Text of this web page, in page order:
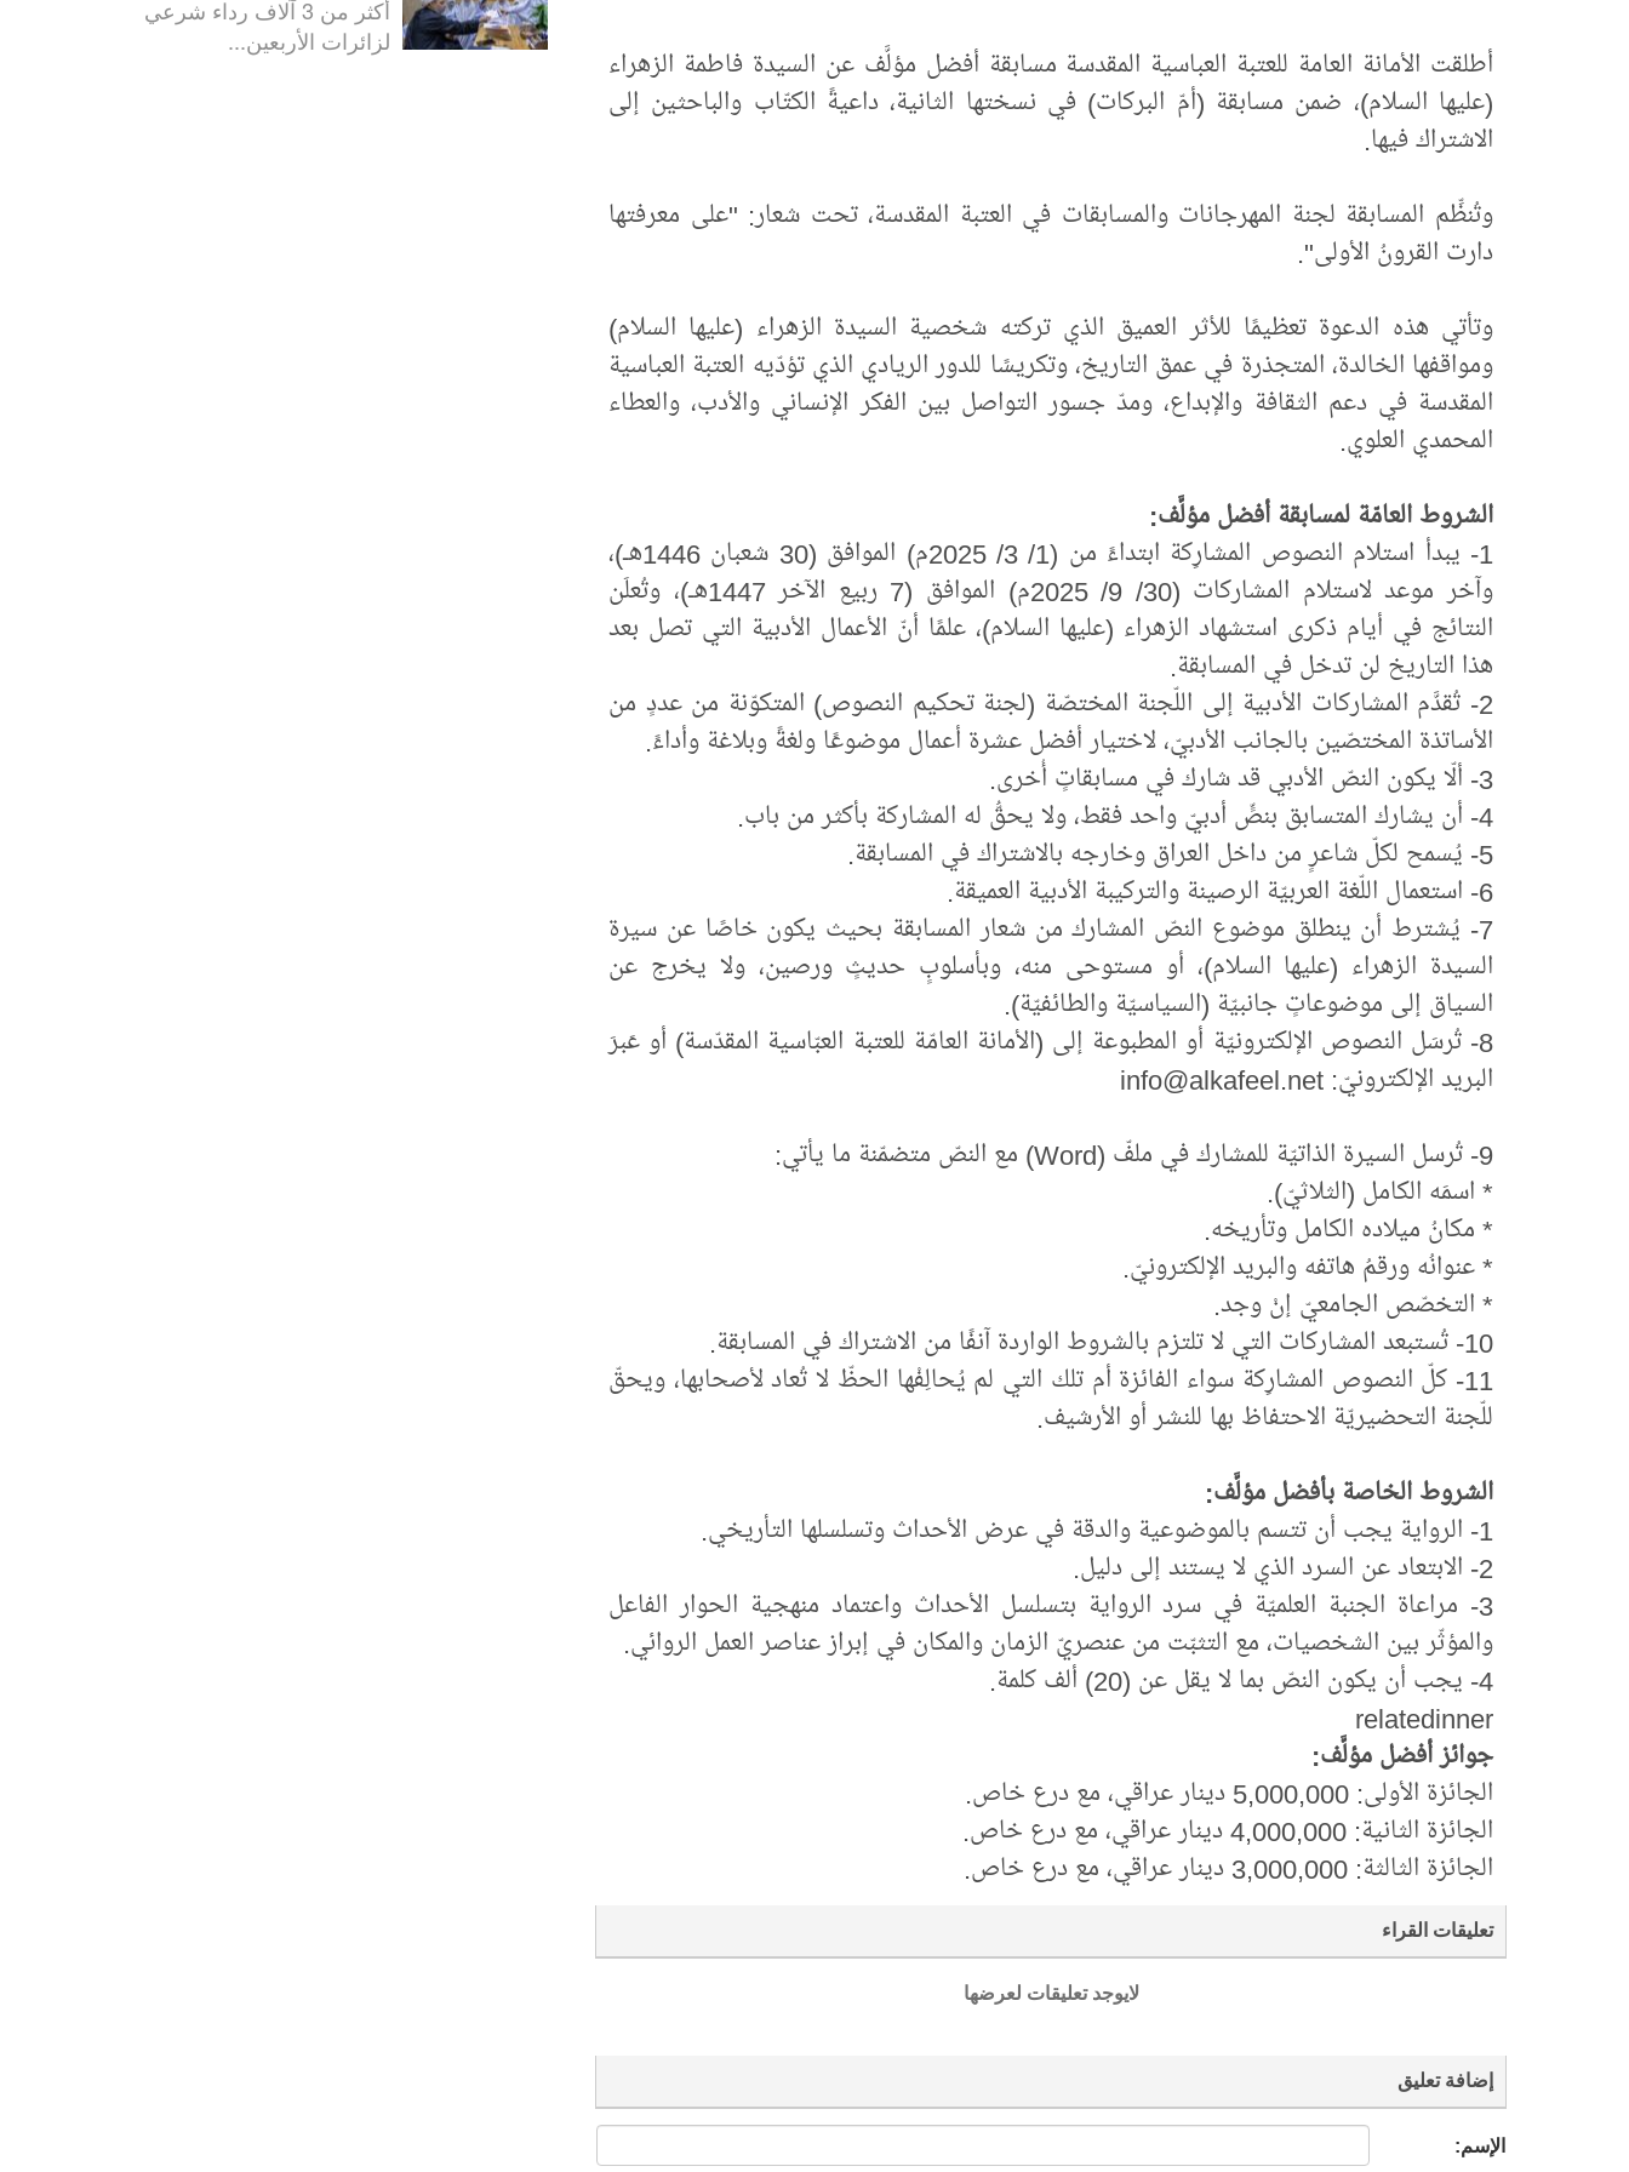
أطلقت الأمانة العامة للعتبة العباسية المقدسة مسابقة أفضل مؤلَّف عن السيدة فاطمة الزهراء
(عليها السلام)، ضمن مسابقة (أمّ البركات) في نسختها الثانية، داعيةً الكتّاب والباحثين إلى
الاشتراك فيها.
وتُنظِّم المسابقة لجنة المهرجانات والمسابقات في العتبة المقدسة، تحت شعار: "على معرفتها
دارت القرونُ الأولى".
وتأتي هذه الدعوة تعظيمًا للأثر العميق الذي تركته شخصية السيدة الزهراء (عليها السلام)
ومواقفها الخالدة، المتجذرة في عمق التاريخ، وتكريسًا للدور الريادي الذي تؤدّيه العتبة العباسية
المقدسة في دعم الثقافة والإبداع، ومدّ جسور التواصل بين الفكر الإنساني والأدب، والعطاء
المحمدي العلوي.
الشروط العامّة لمسابقة أفضل مؤلَّف:
1- يبدأ استلام النصوص المشارِكة ابتداءً من (1/ 3/ 2025م) الموافق (30 شعبان 1446هـ)،
وآخر موعد لاستلام المشاركات (30/ 9/ 2025م) الموافق (7 ربيع الآخر 1447هـ)‏، وتُعلَن
النتائج في أيام ذكرى استشهاد الزهراء (عليها السلام)‏، علمًا أنّ الأعمال الأدبية التي تصل بعد
هذا التاريخ لن تدخل في المسابقة.
2- تُقدَّم المشاركات الأدبية إلى اللّجنة المختصّة (لجنة تحكيم النصوص) المتكوّنة من عددٍ ‏من
الأساتذة المختصّين بالجانب الأدبيّ، لاختيار أفضل عشرة أعمال موضوعًا ولغةً وبلاغة وأداءً.
3- ألّا يكون النصّ الأدبي قد شارك في مسابقاتٍ أُخرى.
4- أن يشارك المتسابق بنصٍّ أدبيّ واحد فقط، ولا يحقُّ له المشاركة بأكثر من باب.
5- يُسمح لكلّ شاعرٍ من داخل العراق وخارجه بالاشتراك في المسابقة.
6- استعمال اللّغة العربيّة الرصينة والتركيبة الأدبية العميقة.
7- يُشترط أن ينطلق موضوع النصّ المشارك من شعار المسابقة بحيث يكون خاصًا عن سيرة
السيدة الزهراء (عليها السلام)‏، أو مستوحى منه، وبأسلوبٍ حديثٍ ورصين، ‏ولا يخرج عن
السياق إلى موضوعاتٍ جانبيّة (السياسيّة والطائفيّة).
8- تُرسَل النصوص الإلكترونيّة أو المطبوعة إلى (الأمانة العامّة للعتبة العبّاسية ‏المقدّسة) أو عَبرَ
البريد الإلكترونيّ: info@alkafeel.net
9- تُرسل السيرة الذاتيّة للمشارك في ملفّ (Word) مع النصّ متضمّنة ما يأتي:
* اسمَه الكامل (الثلاثيّ).
* مكانُ ميلاده الكامل وتأريخه.
* عنوانُه ورقمُ هاتفه والبريد الإلكترونيّ.
* التخصّص الجامعيّ إنْ وجد.
10- تُستبعد المشاركات التي لا تلتزم بالشروط الواردة آنفًا من الاشتراك في المسابقة.
‏11- كلّ النصوص المشارِكة سواء الفائزة أم تلك التي لم يُحالِفْها الحظّ لا تُعاد لأصحابها، ‏ويحقّ
للّجنة التحضيريّة الاحتفاظ بها للنشر أو الأرشيف.
الشروط الخاصة بأفضل مؤلَّف:
1- الرواية يجب أن تتسم بالموضوعية والدقة في عرض الأحداث وتسلسلها التأريخي.
2- الابتعاد عن السرد الذي لا يستند إلى دليل.
3- مراعاة الجنبة العلميّة في سرد الرواية بتسلسل الأحداث واعتماد منهجية الحوار الفاعل
والمؤثّر بين الشخصيات، مع التثبّت من عنصريّ الزمان والمكان في إبراز عناصر العمل الروائي.
4- يجب أن يكون النصّ بما لا يقل عن (20) ألف كلمة.
relatedinner
جوائز أفضل مؤلَّف:
الجائزة الأولى: 5,000,000 دينار عراقي، مع درع خاص.
الجائزة الثانية: 4,000,000 دينار عراقي، مع درع خاص.
الجائزة الثالثة: 3,000,000 دينار عراقي، مع درع خاص.
تعليقات القراء
لايوجد تعليقات لعرضها
إضافة تعليق
الإسم:
أكثر من 3 آلاف رداء شرعي
لزائرات الأربعين...